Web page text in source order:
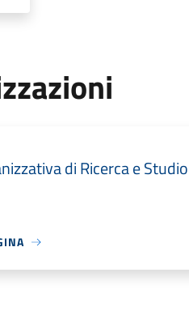
di Ricerca e Studio